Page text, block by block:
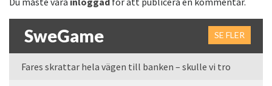
SweGame SE FLER
Fares skrattar hela vägen till banken – skulle vi tro